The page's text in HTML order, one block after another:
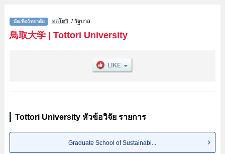
เช่นGraduate School of Sustainability ScienceหรือGraduate School of
Medical SciencesหรือUnited Graduate School of Agricultural
ScienceหรือJoint Graduate School of Veterinary Sciences เป็นต้น,ข้อมูลของ
จำนวนคนที่ผ่านการสอบคัดเลือกเป็นต้น,แนะนำสถานที่,การเดินทางเป็นต้นไว้
ด้วยดังนั้นขอเชิญใช้บริการค้นหาข้อมูลตามอัธยาศัย
ทตโตริ/ รัฐบาล
鳥取大学| Tottori University
Tottori University หัวข้อวิจัย รายการ
Graduate School of Sustainabi...